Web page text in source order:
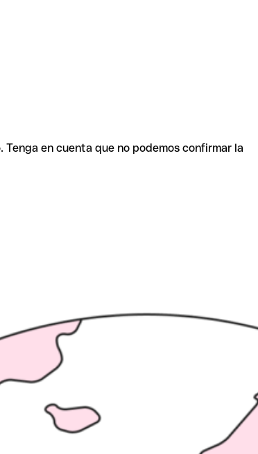
en cuenta que no podemos confirmar la